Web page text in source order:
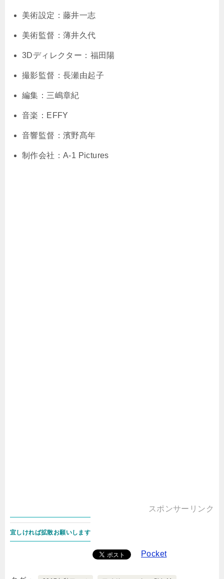
美術設定：藤井一志
美術監督：薄井久代
3Dディレクター：福田陽
撮影監督：長瀬由起子
編集：三嶋章紀
音楽：EFFY
音響監督：濱野髙年
制作会社：A-1 Pictures
スポンサーリンク
宜しければ拡散お願いします
Pocket